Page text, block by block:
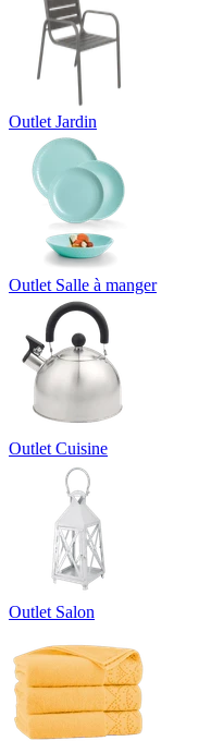
Outlet Jardin
Outlet Salle à manger
Outlet Cuisine
Outlet Salon